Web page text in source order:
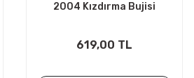
2004 Kızdırma Bujisi
619,00 TL